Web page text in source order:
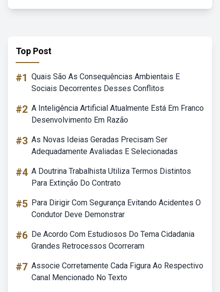
Top Post
#1 Quais São As Consequências Ambientais E
Sociais Decorrentes Desses Conflitos
#2 A Inteligência Artificial Atualmente Está Em Franco
Desenvolvimento Em Razão
#3 As Novas Ideias Geradas Precisam Ser
Adequadamente Avaliadas E Selecionadas
#4 A Doutrina Trabalhista Utiliza Termos Distintos
Para Extinção Do Contrato
#5 Para Dirigir Com Segurança Evitando Acidentes O
Condutor Deve Demonstrar
#6 De Acordo Com Estudiosos Do Tema Cidadania
Grandes Retrocessos Ocorreram
#7 Associe Corretamente Cada Figura Ao Respectivo
Canal Mencionado No Texto